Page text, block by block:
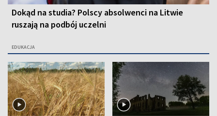
Dokąd na studia? Polscy absolwenci na Litwie
ruszają na podbój uczelni
EDUKACJA